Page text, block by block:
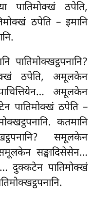
पातिमोक्खं ठपेति,
ठपेति – इमानि
पातिमोक्खट्ठपनानि?
ठपेति, अमूलकेन
अमूलकेन
पातिमोक्खं ठपेति –
कतमानि
समूलकेन
सङ्घादिसेसेन…
दुक्कटेन पातिमोक्खं